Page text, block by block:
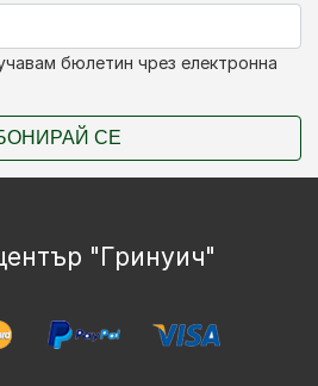
бюлетин чрез електронна
СЕ
"Гринуич"